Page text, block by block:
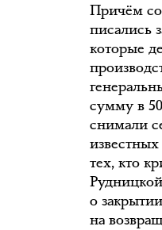
Причём
писались
которые
сумму в
снимали
тех, кто
о
на